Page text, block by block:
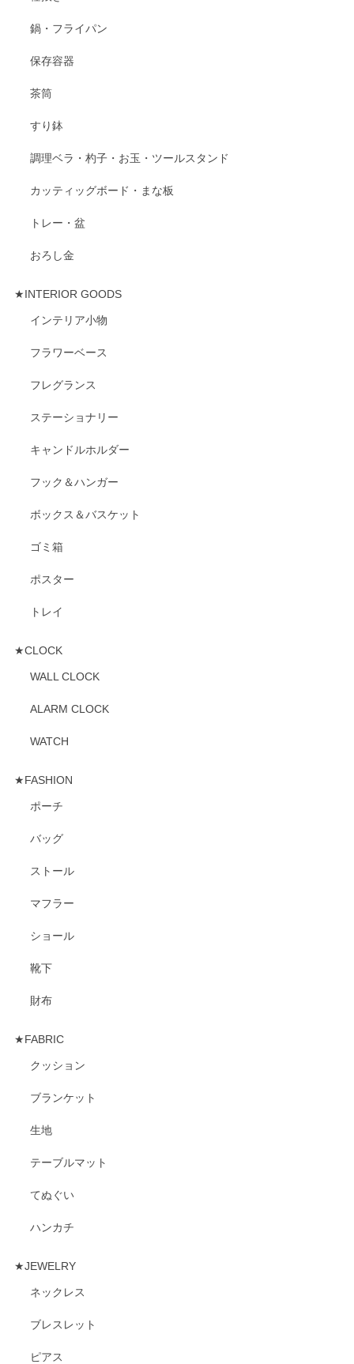
鍋・フライパン
保存容器
茶筒
すり鉢
調理ベラ・杓子・お玉・ツールスタンド
カッティッグボード・まな板
トレー・盆
おろし金
★INTERIOR GOODS
インテリア小物
フラワーベース
フレグランス
ステーショナリー
キャンドルホルダー
フック＆ハンガー
ボックス＆バスケット
ゴミ箱
ポスター
トレイ
★CLOCK
WALL CLOCK
ALARM CLOCK
WATCH
★FASHION
ポーチ
バッグ
ストール
マフラー
ショール
靴下
財布
★FABRIC
クッション
ブランケット
生地
テーブルマット
てぬぐい
ハンカチ
★JEWELRY
ネックレス
ブレスレット
ピアス